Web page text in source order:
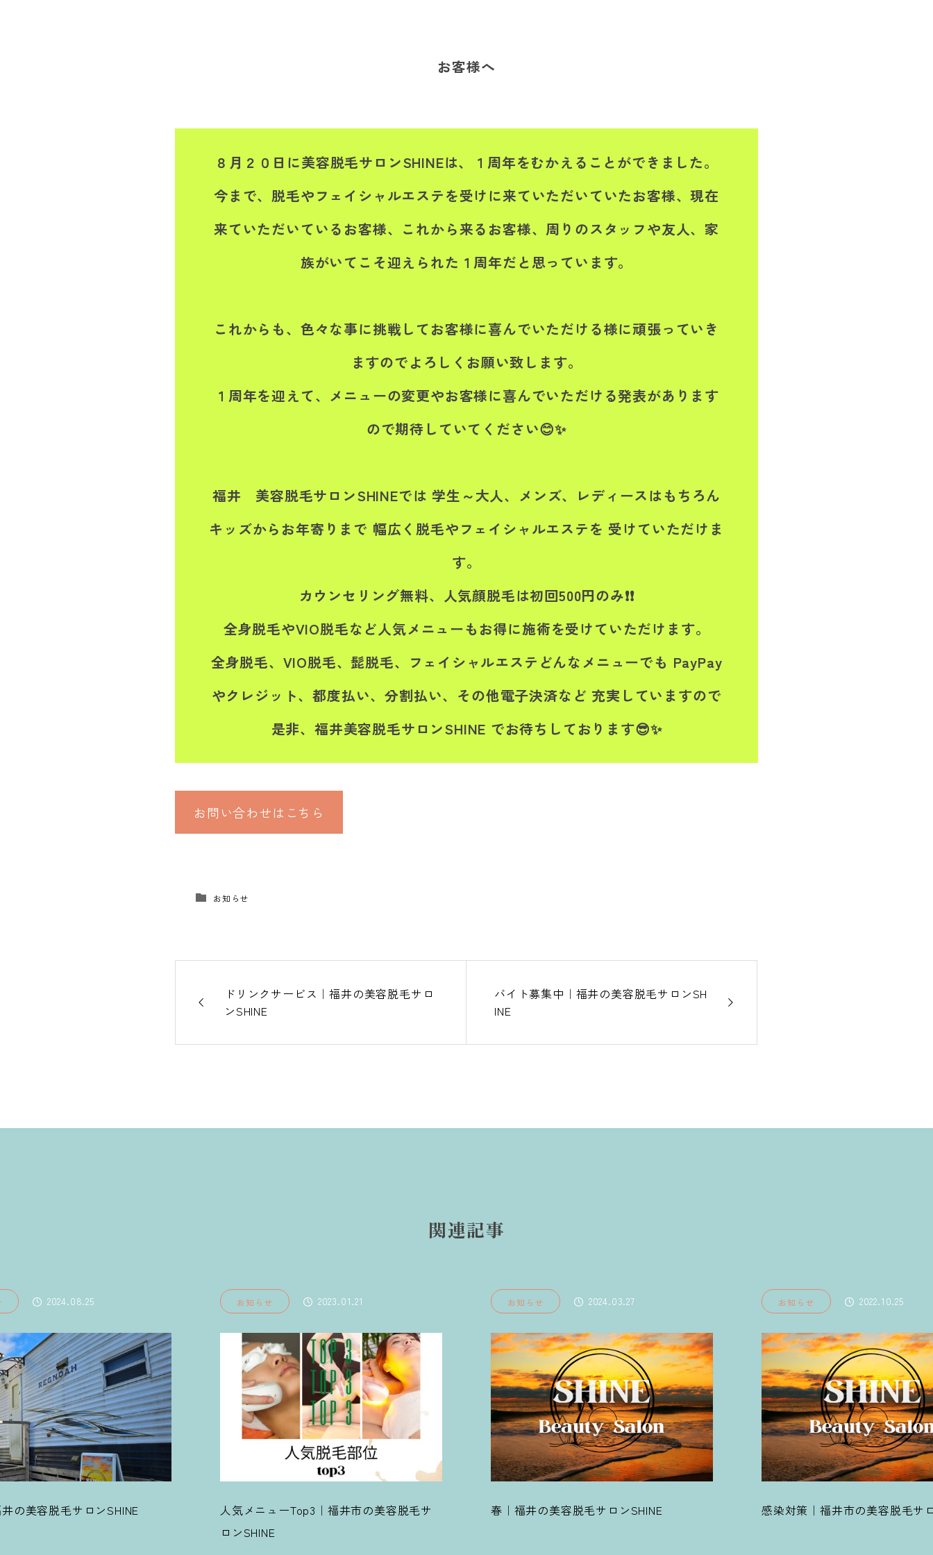
お客様へ
８月２０日に美容脱毛サロンSHINEは、１周年をむかえることができました。
今まで、脱毛やフェイシャルエステを受けに来ていただいていたお客様、現在
来ていただいているお客様、これから来るお客様、周りのスタッフや友人、家
族がいてこそ迎えられた１周年だと思っています。
これからも、色々な事に挑戦してお客様に喜んでいただける様に頑張っていき
ますのでよろしくお願い致します。
１周年を迎えて、メニューの変更やお客様に喜んでいただける発表があります
ので期待していてください😊✨
福井 美容脱毛サロンSHINEでは 学生～大人、メンズ、レディースはもちろん
キッズからお年寄りまで 幅広く脱毛やフェイシャルエステを 受けていただけま
す。
カウンセリング無料、人気顔脱毛は初回500円のみ❗❗
全身脱毛やVIO脱毛など人気メニューもお得に施術を受けていただけます。
全身脱毛、VIO脱毛、髭脱毛、フェイシャルエステどんなメニューでも PayPay
やクレジット、都度払い、分割払い、その他電子決済など 充実していますので
是非、福井美容脱毛サロンSHINE でお待ちしております😎✨
お問い合わせはこちら
お知らせ
ドリンクサービス｜福井の美容脱毛サロ
ンSHINE
バイト募集中｜福井の美容脱毛サロンSH
INE
関連記事
2023.01.21
ーTop3｜福井市の美容脱毛サ
お知らせ 2024.03.27
春｜福井の美容脱毛サロンSHINE
お知らせ 2022.10.25
感染対策｜福井市の美容脱毛サロンSHINE
お知らせ 2024.09.11
ヒゲ脱毛｜福井の美容脱毛サロ